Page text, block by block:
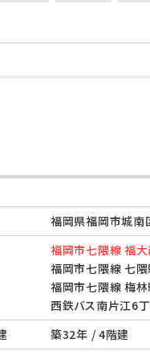
福岡県福岡市城南
福岡市七隈線 福
福岡市七隈線 七
福岡市七隈線 梅
西鉄バス南片江6
築32年 / 4階建